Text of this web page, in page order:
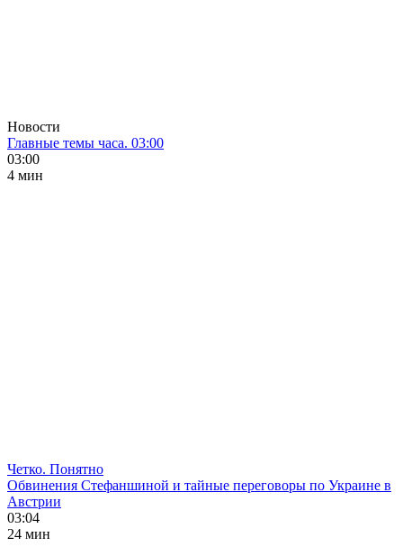
Новости
Главные темы часа. 03:00
03:00
4 мин
Четко. Понятно
Обвинения Стефаншиной и тайные переговоры по Украине в
Австрии
03:04
24 мин